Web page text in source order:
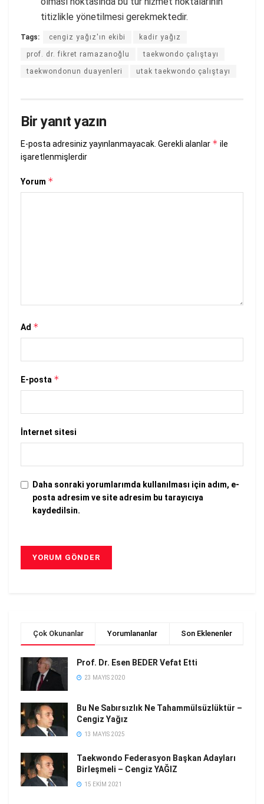
titizlikle yönetilmesi gerekmektedir.
Tags: cengiz yağız'ın ekibi kadir yağız
prof. dr. fikret ramazanoğlu taekwondo çalıştayı
taekwondonun duayenleri utak taekwondo çalıştayı
Bir yanıt yazın
E-posta adresiniz yayınlanmayacak. Gerekli alanlar * ile
işaretlenmişlerdir
Yorum *
Ad *
E-posta *
İnternet sitesi
Daha sonraki yorumlarımda kullanılması için adım, e-
posta adresim ve site adresim bu tarayıcıya
kaydedilsin.
Çok Okunanlar Yorumlananlar Son Eklenenler
Prof. Dr. Esen BEDER Vefat Etti
23 MAYIS 2020
Bu Ne Sabırsızlık Ne Tahammülsüzlüktür –
Cengiz Yağız
13 MAYIS 2025
Taekwondo Federasyon Başkan Adayları
Birleşmeli – Cengiz YAĞIZ
15 EKIM 2021